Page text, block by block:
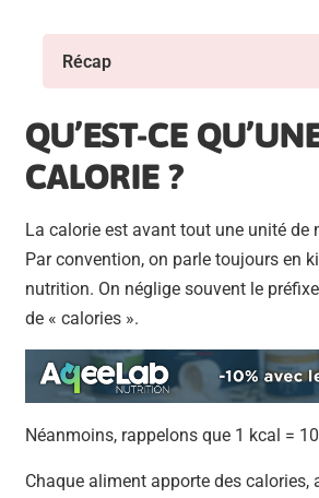
Récap
QU’EST-CE QU’
CALORIE ?
La calorie est avant tout une unité de
Par convention, on parle toujours en
nutrition. On néglige souvent le
de « calories ».
Néanmoins, rappelons que 1 kcal =
Chaque aliment apporte des calories,